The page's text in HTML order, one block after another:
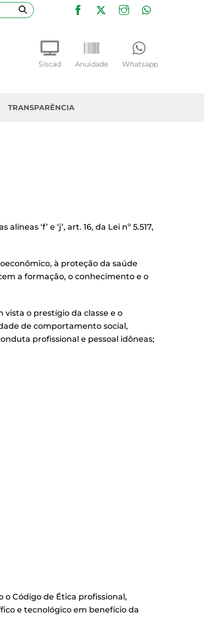
TRANSPARÊNCIA
Siscad Anuidade Whatsapp
FacebookTwitter Instagram
‘f’ e ‘j’, art. 16, da Lei nº 5.517,
à proteção da saúde
a formação, o conhecimento e o
o prestígio da classe e o
de comportamento social,
profissional e pessoal idôneas;
Código de Ética profissional,
e tecnológico em benefício da